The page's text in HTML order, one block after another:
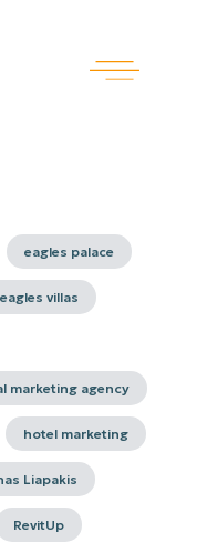
eagles palace
eagles villas
marketing agency
hotel marketing
Liapakis
RevitUp